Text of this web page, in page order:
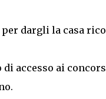
per dargli la casa
accesso ai